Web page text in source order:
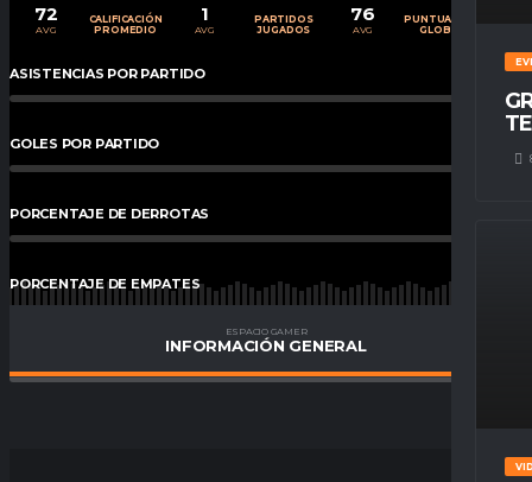
72
AVG
CALIFICACIÓN
PROMEDIO
1
AVG
PARTIDOS
JUGADOS
76
AVG
PUNTUACIÓN
GLOBAL
ASISTENCIAS POR PARTIDO 0%
GOLES POR PARTIDO
PORCENTAJE DE DERROTAS
PORCENTAJE DE EMPATES
PORCENTAJE DE VICTORIAS
ESPACIO GAMER
INFORMACIÓN GENERAL